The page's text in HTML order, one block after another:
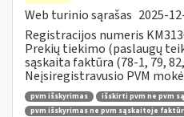
Web turinio sąrašas 2025-
Registracijos numeris
Prekių tiekimo (paslaugų
sąskaita faktūra (78-1, 79,
Neįsiregistravusio PVM
pvm išskyrimas
išskirti pvm ne pvm
pvm išskyrimas ne pvm sąskaitoje